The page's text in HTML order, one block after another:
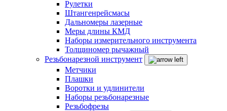
Рулетки
Штангенрейсмасы
Дальномеры лазерные
Меры длины КМД
Наборы измерительного инструмента
Толщиномер рычажный
Резьбонарезной инструмент
Метчики
Плашки
Воротки и удлинители
Наборы резьбонарезные
Резьбофрезы